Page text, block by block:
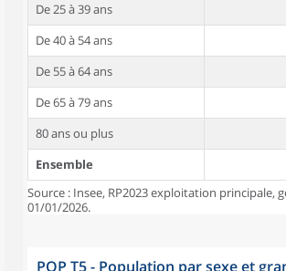
De 25 à 39 ans
De 40 à 54 ans
De 55 à 64 ans
De 65 à 79 ans
80 ans ou plus
Ensemble
Source : Insee, RP2023 exploitation principale,
01/01/2026.
POP T5 - Population par sexe et